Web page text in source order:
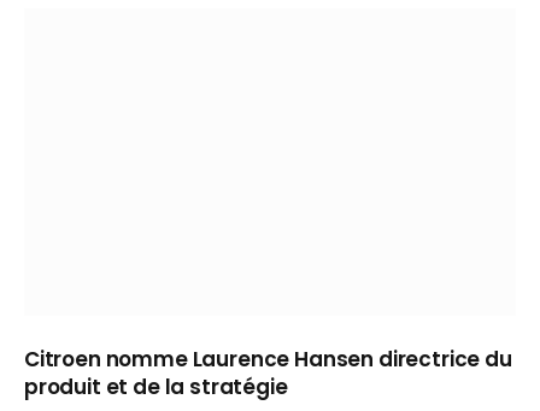
Citroen nomme Laurence Hansen directrice du
produit et de la stratégie